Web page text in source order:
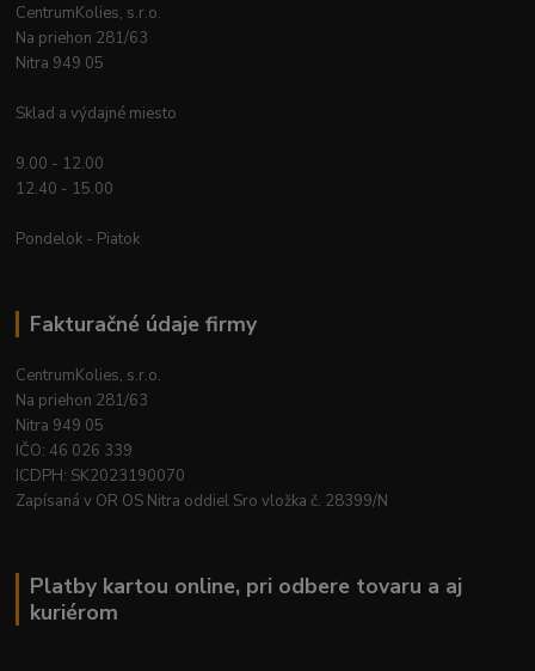
CentrumKolies, s.r.o.
Na priehon 281/63
Nitra 949 05
Sklad a výdajné miesto
9.00 - 12.00
12.40 - 15.00
Pondelok - Piatok
Fakturačné údaje firmy
CentrumKolies, s.r.o.
Na priehon 281/63
Nitra 949 05
IČO: 46 026 339
ICDPH: SK2023190070
Zapísaná v OR OS Nitra oddiel Sro vložka č. 28399/N
Platby kartou online, pri odbere tovaru a aj
kuriérom